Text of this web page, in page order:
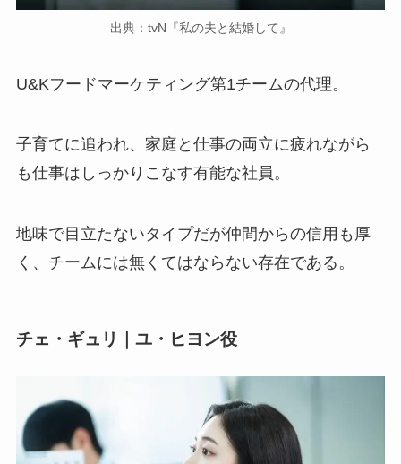
出典：tvN『私の夫と結婚して』
U&Kフードマーケティング第1チームの代理。
子育てに追われ、家庭と仕事の両立に疲れながら
も仕事はしっかりこなす有能な社員。
地味で目立たないタイプだが仲間からの信用も厚
く、チームには無くてはならない存在である。
チェ・ギュリ｜ユ・ヒヨン役